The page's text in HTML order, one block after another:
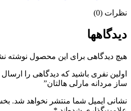
نظرات (0)
دیدگاهها
هیچ دیدگاهی برای این محصول نوشته
اولین نفری باشید که دیدگاهی را
ساز مردانه مارلی هالتان”
نشانی ایمیل شما منتشر نخواهد شد.